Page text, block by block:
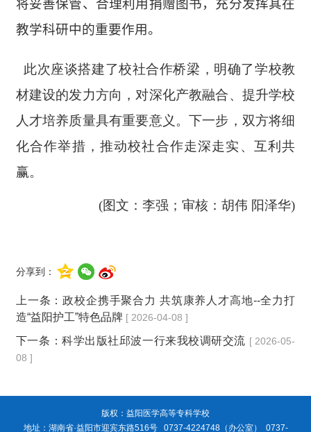
将妥善保管、合理利用捐赠图书，充分发挥其在
教学科研中的重要作用。
此次座谈搭建了校社合作桥梁，明确了学校教
材建设的发力方向，对深化产教融合、提升学校
人才培养质量具有重要意义。下一步，双方将细
化合作举措，推动校社合作走深走实、互利共
赢。
(图文：李强；审核：胡伟 阳泽华)
分享到：
上一条：政校企携手聚合力 共筑康养人才高地--全力打
造“益阳护工”特色品牌 [ 2026-04-08 ]
下一条：科学出版社邱波一行来我校调研交流 [ 2026-05-
08 ]
版权：益阳医学高等专科学校
地址：湖南省·益阳市迎宾东路516号 0737-4224748（办公室） 0737-